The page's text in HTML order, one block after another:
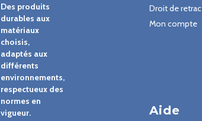
Des produits
durables aux
matériaux
choisis,
adaptés aux
différents
environnements,
respectueux des
normes en
vigueur.
Droit de
Mon compte
Aide